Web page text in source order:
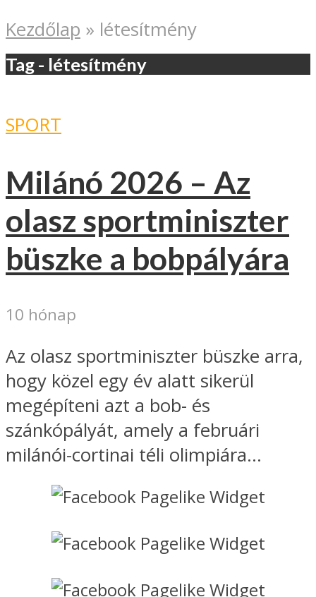
Kezdőlap » létesítmény
Tag - létesítmény
SPORT
Milánó 2026 – Az
olasz sportminiszter
büszke a bobpályára
10 hónap
Az olasz sportminiszter büszke arra,
hogy közel egy év alatt sikerül
megépíteni azt a bob- és
szánkópályát, amely a februári
milánói-cortinai téli olimpiára...